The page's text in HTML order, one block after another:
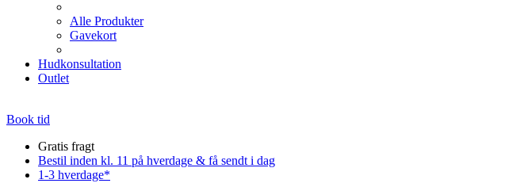
Alle Produkter
Gavekort
Hudkonsultation
Outlet
Book tid
Gratis fragt
Bestil inden kl. 11 på hverdage & få sendt i dag
1-3 hverdage*